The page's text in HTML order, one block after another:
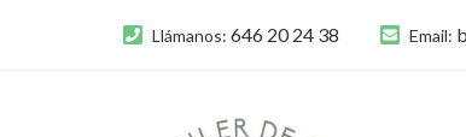
Llámanos: 646 20 24 38 Email: